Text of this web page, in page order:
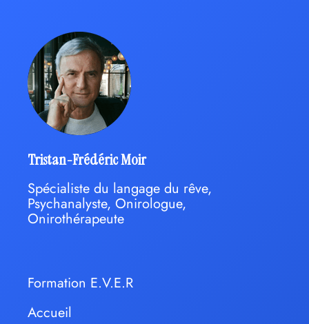
Tristan-Frédéric Moir
Spécialiste du langage du rêve,
Psychanalyste, Onirologue,
Onirothérapeute
Formation E.V.E.R
Accueil